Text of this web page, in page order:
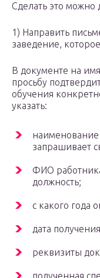
Сделать это можно
1) Направить
заведение,
В документе на
просьбу
обучения
указать:
наименование
запрашивает
ФИО
должность;
с какого года
дата
реквизиты
полученная